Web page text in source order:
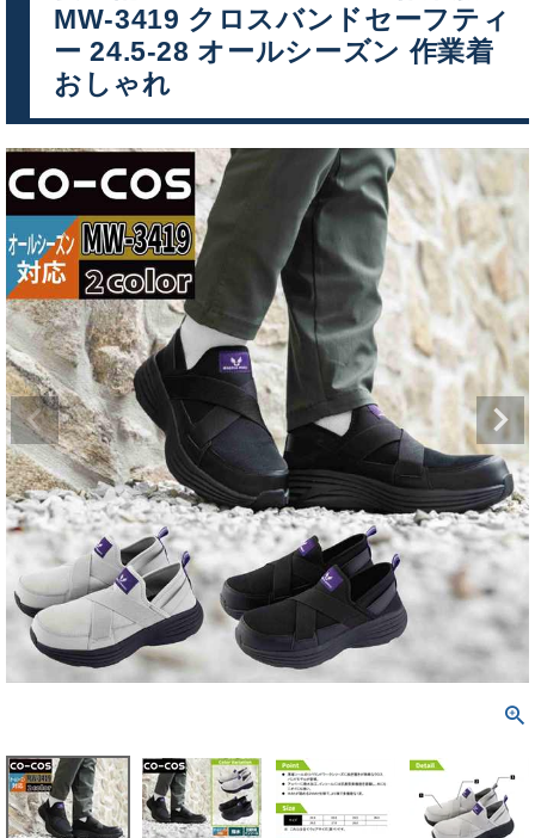
MW-3419 クロスバンドセーフティ
ー 24.5-28 オールシーズン 作業着
おしゃれ